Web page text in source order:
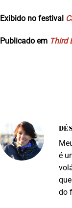
Exibido no festival
Publicado em Third
é
do